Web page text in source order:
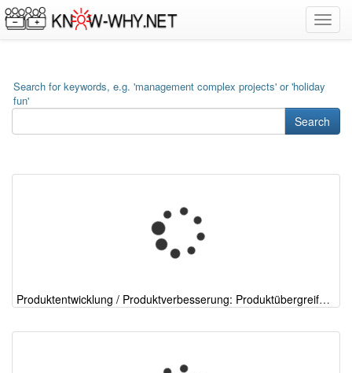
Search for keywords, e.g. 'management complex projects' or 'holiday
fun'
Search
Produktentwicklung / Produktverbesserung: Produktübergreifende Fehlerpriorisierung